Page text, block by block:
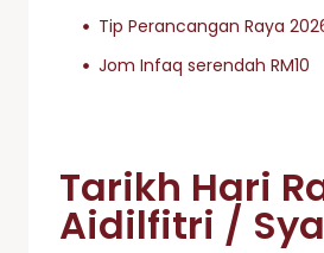
Tip Perancangan Raya
Jom Infaq serendah RM10
Tarikh Hari
Aidilfitri /